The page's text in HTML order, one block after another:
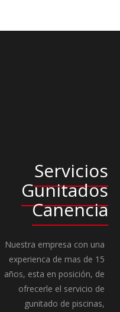
Servicios
Gunitados
Canencia
Nuestra empresa con una
experienca de mas de 15
años, esta en posición, de
ofrecerle el servicio de
gunitado de piscinas,